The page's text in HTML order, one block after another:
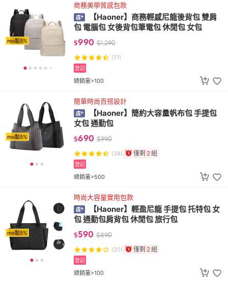
mo點5%
商務美學質感包款
【Haoner】商務輕感尼龍後背包 雙肩
包 電腦包 女後背包筆電包 休閒包 女包
$990 $1,290
(17)
總銷量>100
登記
mo點5%
簡單時尚百搭設計
【Haoner】簡約大容量帆布包 手提包
女包 通勤包
$690 $990
(38) 僅剩 2組
總銷量>500
登記
mo點5%
時尚大容量實用包款
【Haoner】輕盈尼龍 手提包 托特包 女
包 通勤包肩背包 休閒包 旅行包
$590 $890
(20) 僅剩 2組
總銷量>100
登記